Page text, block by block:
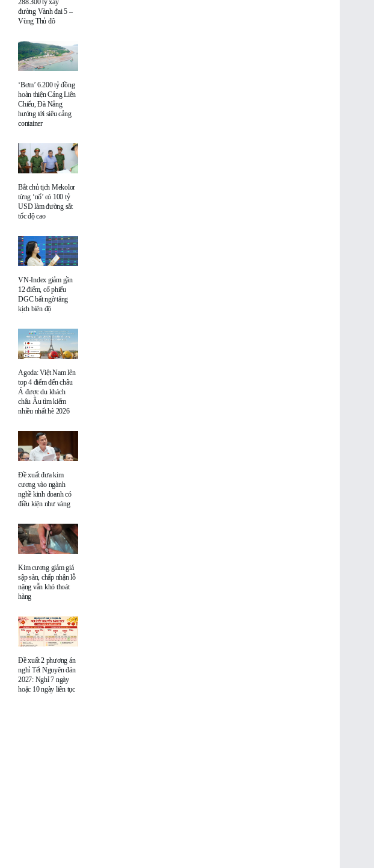
288.300 tỷ xây
đường Vành đai 5 –
Vùng Thủ đô
‘Bơm’ 6.200 tỷ đồng
hoàn thiện Cảng Liên
Chiểu, Đà Nẵng
hướng tới siêu cảng
container
Bắt chủ tịch Mekolor
từng ‘nổ’ có 100 tỷ
USD làm đường sắt
tốc độ cao
VN-Index giảm gần
12 điểm, cổ phiếu
DGC bất ngờ tăng
kịch biên độ
Agoda: Việt Nam lên
top 4 điểm đến châu
Á được du khách
châu Âu tìm kiếm
nhiều nhất hè 2026
Đề xuất đưa kim
cương vào ngành
nghề kinh doanh có
điều kiện như vàng
Kim cương giảm giá
sập sàn, chấp nhận lỗ
nặng vẫn khó thoát
hàng
Đề xuất 2 phương án
nghỉ Tết Nguyên đán
2027: Nghỉ 7 ngày
hoặc 10 ngày liên tục